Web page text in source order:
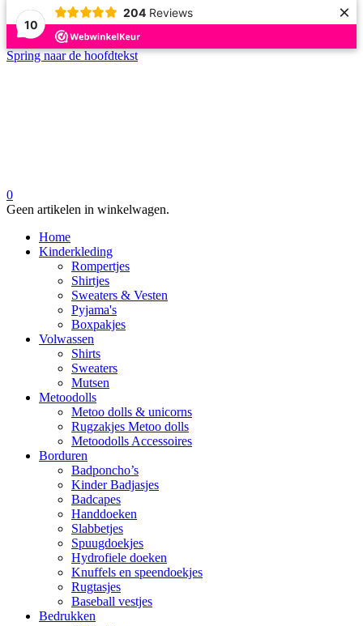
10
204 Reviews ×
Spring naar de hoofdtekst
0
Geen artikelen in winkelwagen.
Home
Kinderkleding
Rompertjes
Shirtjes
Sweaters & Vesten
Pyjama's
Boxpakjes
Volwassen
Shirts
Sweaters
Mutsen
Metoodolls
Metoo dolls & unicorns
Rugzakjes Metoo dolls
Metoodolls Accessoires
Borduren
Badponcho’s
Kinder Badjasjes
Badcapes
Handdoeken
Slabbetjes
Spuugdoekjes
Hydrofiele doeken
Knuffels en speendoekjes
Rugtasjes
Baseball vestjes
Bedrukken